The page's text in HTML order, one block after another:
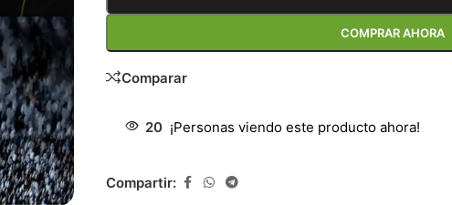
COMPRAR AHORA
Comparar
20 ¡Personas viendo este producto ahora!
Compartir: